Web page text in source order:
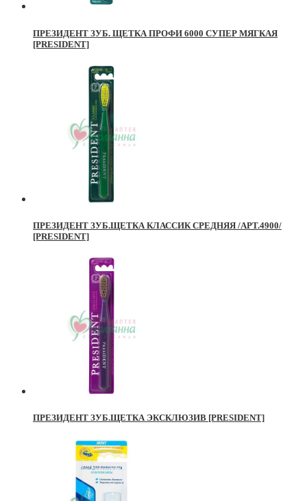
ПРЕЗИДЕНТ ЗУБ. ЩЕТКА ПРОФИ 6000 СУПЕР МЯГКАЯ
[PRESIDENT]
ПРЕЗИДЕНТ ЗУБ.ЩЕТКА КЛАССИК СРЕДНЯЯ /АРТ.4900/
[PRESIDENT]
ПРЕЗИДЕНТ ЗУБ.ЩЕТКА ЭКСКЛЮЗИВ [PRESIDENT]